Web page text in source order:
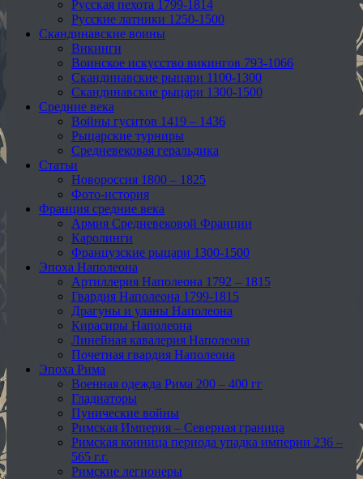
Русская пехота 1799-1814
Русские латники 1250-1500
Скандинавские воины
Викинги
Воинское искусство викингов 793-1066
Скандинавские рыцари 1100-1300
Скандинавские рыцари 1300-1500
Средние века
Войны гуситов 1419 – 1436
Рыцарские турниры
Средневековая геральдика
Статьи
Новороссия 1800 – 1825
Фото-история
Франция средние века
Армия Средневековой Франции
Каролинги
Французские рыцари 1300-1500
Эпоха Наполеона
Артиллерия Наполеона 1792 – 1815
Гвардия Наполеона 1799-1815
Драгуны и уланы Наполеона
Кирасиры Наполеона
Линейная кавалерия Наполеона
Почетная гвардия Наполеона
Эпоха Рима
Военная одежда Рима 200 – 400 гг
Гладиаторы
Пунические войны
Римская Империя – Северная граница
Римская конница периода упадка империи 236 –
565 г.г.
Римские легионеры